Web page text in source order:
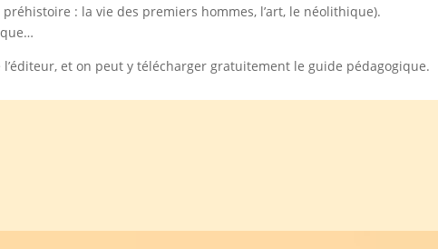
préhistoire : la vie des premiers hommes, l’art, le néolithique).
et on peut y télécharger gratuitement le guide pédagogique.